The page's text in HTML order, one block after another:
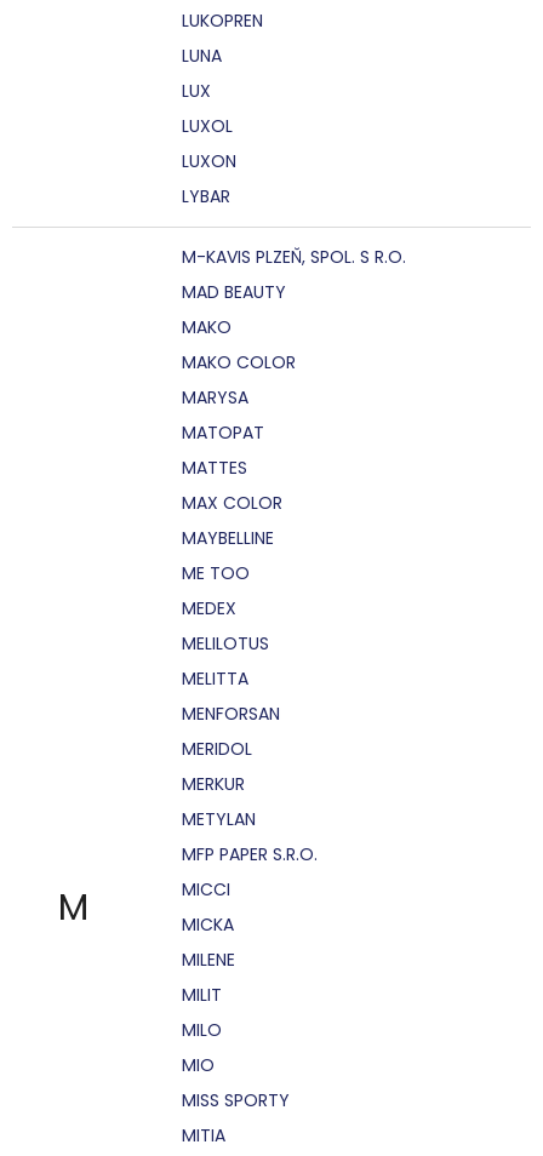
LUKOPREN
LUNA
LUX
LUXOL
LUXON
LYBAR
M
M-KAVIS PLZEŇ, SPOL. S R.O.
MAD BEAUTY
MAKO
MAKO COLOR
MARYSA
MATOPAT
MATTES
MAX COLOR
MAYBELLINE
ME TOO
MEDEX
MELILOTUS
MELITTA
MENFORSAN
MERIDOL
MERKUR
METYLAN
MFP PAPER S.R.O.
MICCI
MICKA
MILENE
MILIT
MILO
MIO
MISS SPORTY
MITIA